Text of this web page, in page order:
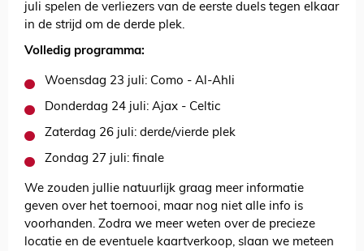
juli spelen de verliezers van de eerste duels tegen elkaar
in de strijd om de derde plek.
Volledig programma:
Woensdag 23 juli: Como - Al-Ahli
Donderdag 24 juli: Ajax - Celtic
Zaterdag 26 juli: derde/vierde plek
Zondag 27 juli: finale
We zouden jullie natuurlijk graag meer informatie
geven over het toernooi, maar nog niet alle info is
voorhanden. Zodra we meer weten over de precieze
locatie en de eventuele kaartverkoop, slaan we meteen